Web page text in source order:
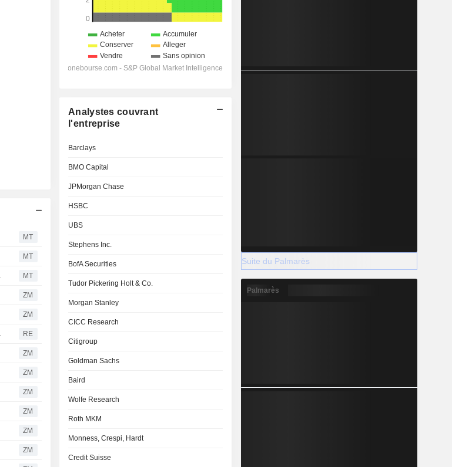
MT
MT
selon UBS MT
ZM
ZM
SA (NYSE : BG) RE
ZM
ZM
ZM
ZM
ZM
ZM
Analystes couvrant
l'entreprise
Barclays
BMO Capital
JPMorgan Chase
HSBC
UBS
Stephens Inc.
BofA Securities
Tudor Pickering Holt & Co.
Morgan Stanley
CICC Research
Citigroup
Goldman Sachs
Baird
Wolfe Research
Roth MKM
Monness, Crespi, Hardt
Credit Suisse
Suite du Palmarès
Palmarès